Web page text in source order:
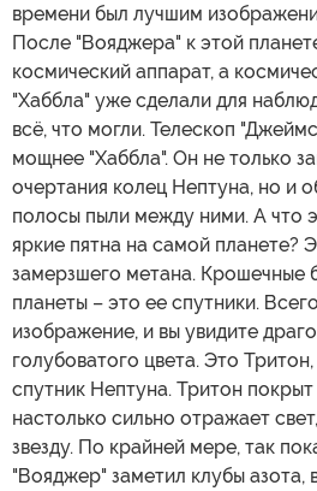
времени был лучшим
После "Вояджера" к этой
космический аппарат, а
"Хаббла" уже сделали для
всё, что могли. Телескоп
мощнее "Хаббла". Он не только
очертания колец Нептуна, но и
полосы пыли между ними. А что
яркие пятна на самой планете?
замерзшего метана. Крошечные
планеты – это ее спутники.
изображение, и вы увидите
голубоватого цвета. Это
спутник Нептуна. Тритон
настолько сильно отражает
звезду. По крайней мере, так
"Вояджер" заметил клубы азота,